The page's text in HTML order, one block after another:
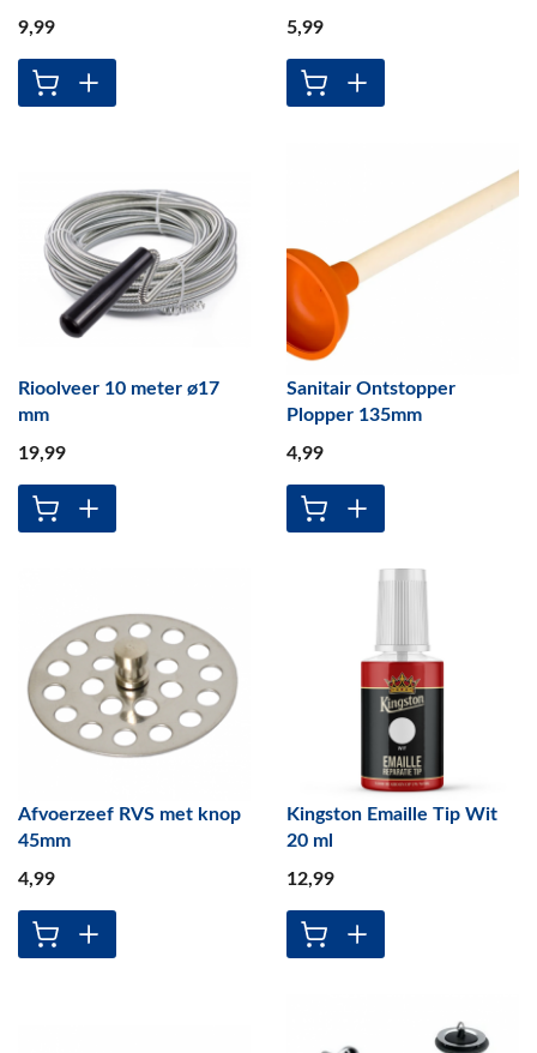
9,99 5,99
Rioolveer 10 meter ø17
mm
19,99
Sanitair Ontstopper
Plopper 135mm
4,99
Afvoerzeef RVS met knop
45mm
4,99
Kingston Emaille Tip Wit
20 ml
12,99